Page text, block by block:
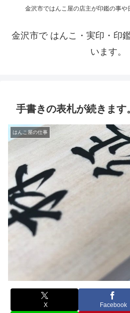
金沢市ではんこ屋の店主が印鑑の事や
金沢市で はんこ・実印・印
います。
手書きの表札が続きます
はんこ屋の仕事
X Facebook